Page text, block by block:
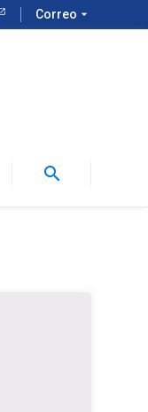
Correo arrow_drop_down
search